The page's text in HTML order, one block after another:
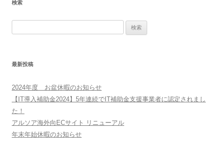
検索
最新投稿
2024年度 お盆休暇のお知らせ
【IT導入補助金2024】5年連続でIT補助金支援事業者に認定されまし
た！
アルソア海外向ECサイト リニューアル
年末年始休暇のお知らせ